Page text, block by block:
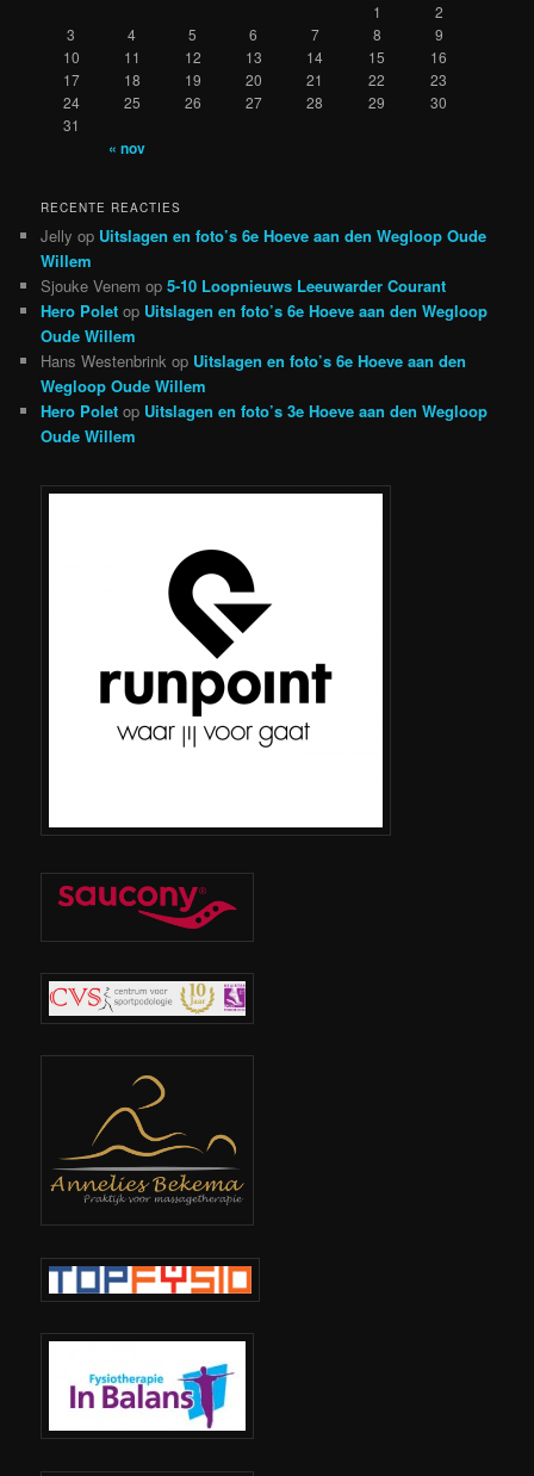
1
2
3
4 5 6 7 8
9
10
11 12 13 14 15
16
17
18 19 20 21 22
23
24
25 26 27 28 29
30
31
« nov
RECENTE REACTIES
Jelly op Uitslagen en foto’s 6e Hoeve aan den Wegloop Oude
Willem
Sjouke Venem op5-10 Loopnieuws Leeuwarder Courant
Hero Polet op Uitslagen en foto’s 6e Hoeve aan den Wegloop
Oude Willem
Hans Westenbrink op Uitslagen en foto’s 6e Hoeve aan den
Wegloop Oude Willem
Hero Polet op Uitslagen en foto’s 3e Hoeve aan den Wegloop
Oude Willem